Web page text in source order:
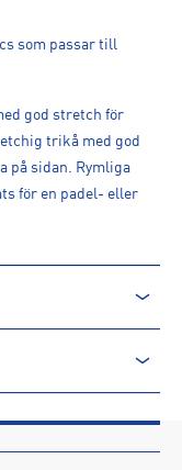
som passar till
god stretch för
trikå med god
på sidan. Rymliga
för en padel- eller